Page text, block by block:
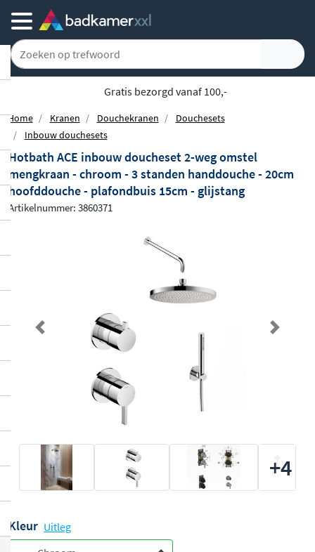
Gratis bezorgd vanaf 100,-
Home Kranen Douchekranen
Douchesets
Inbouw douchesets
Hotbath ACE inbouw doucheset 2-weg omstel
mengkraan - chroom - 3 standen handdouche - 20cm
hoofddouche - plafondbuis 15cm - glijstang
Artikelnummer: 3860371
Previous Next
+4
Kleur Uitleg